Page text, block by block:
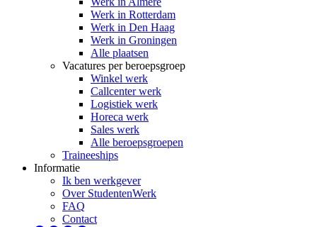
Werk in Rotterdam
Werk in Den Haag
Werk in Groningen
Alle plaatsen
Vacatures per beroepsgroep
Winkel werk
Callcenter werk
Logistiek werk
Horeca werk
Sales werk
Alle beroepsgroepen
Traineeships
Informatie
Ik ben werkgever
Over StudentenWerk
FAQ
Contact